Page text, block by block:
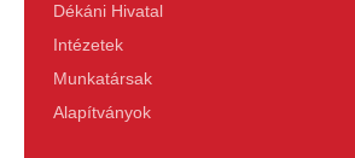
Dékáni Hivatal
Intézetek
Munkatársak
Alapítványok